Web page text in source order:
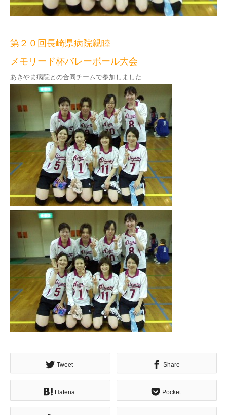
第２０回長崎県病院親睦
メモリード杯バレーボール大会
あきやま病院との合同チームで参加しました
Tweet Share
Hatena Pocket